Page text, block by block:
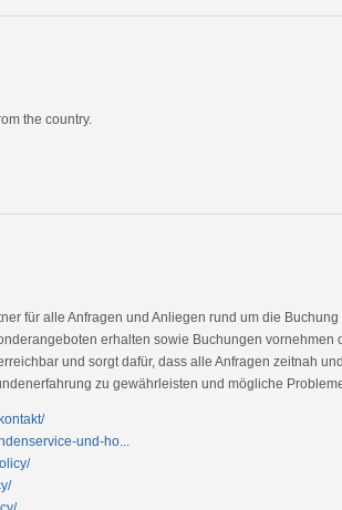
the country.
für alle Anfragen und Anliegen rund um die
erhalten sowie Buchungen
und sorgt dafür, dass alle Anfragen zeitnah
zu gewährleisten und mögliche
und-ho...